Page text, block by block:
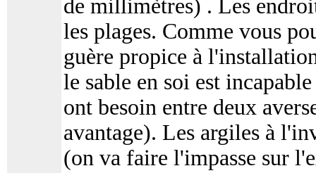
de millimètres) . Les
les plages. Comme vous
guère propice à
le sable en soi est
ont besoin entre deux
avantage). Les argiles à
(on va faire l'impasse sur